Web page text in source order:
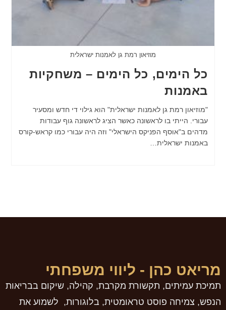
מוזיאון רמת גן לאמנות ישראלית
כל הימים, כל הימים – משחקיות
באמנות
"מוזיאון רמת גן לאמנות ישראלית" הוא גילוי די חדש ומסעיר
עבורי. הייתי בו לראשונה כאשר הציג לראשונה גוף עבודות
מדהים ב"אוסף הפניקס הישראלי" וזה היה עבורי כמו קראש-קורס
באמנות ישראלית…
מריאט כהן - ליווי משפחתי
תמיכת עמיתים, תקשורת מקרבת, קהילה, שיקום בבריאות
הנפש, צמיחה פוסט טראומטית, בלוגורות, לשמוע את